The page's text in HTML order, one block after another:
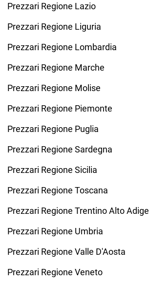
Prezzari Regione Lazio
Prezzari Regione Liguria
Prezzari Regione Lombardia
Prezzari Regione Marche
Prezzari Regione Molise
Prezzari Regione Piemonte
Prezzari Regione Puglia
Prezzari Regione Sardegna
Prezzari Regione Sicilia
Prezzari Regione Toscana
Prezzari Regione Trentino Alto Adige
Prezzari Regione Umbria
Prezzari Regione Valle D'Aosta
Prezzari Regione Veneto